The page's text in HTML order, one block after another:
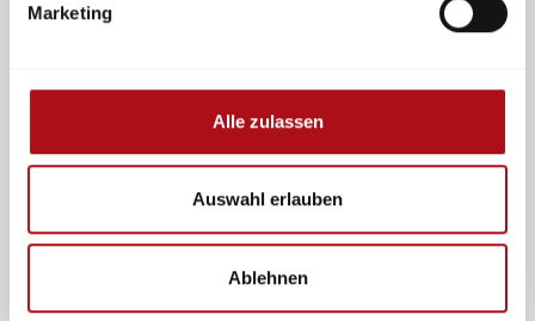
Marketing
Alle zulassen
Auswahl erlauben
Ablehnen
Newsletter